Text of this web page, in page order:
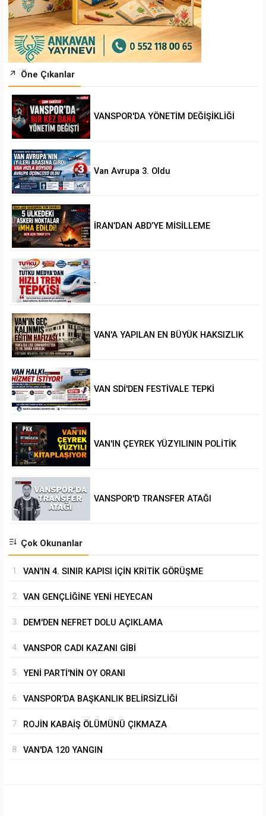
Öne Çıkanlar
VANSPOR'DA YÖNETİM DEĞİŞİKLİĞİ
Van Avrupa 3. Oldu
İRAN’DAN ABD’YE MİSİLLEME
.
VAN'A YAPILAN EN BÜYÜK HAKSIZLIK
VAN SDİ'DEN FESTİVALE TEPKİ
VAN'IN ÇEYREK YÜZYILININ POLİTİK
VANSPOR'D TRANSFER ATAĞI
Çok Okunanlar
1. VAN'IN 4. SINIR KAPISI İÇİN KRİTİK GÖRÜŞME
2. VAN GENÇLİĞİNE YENİ HEYECAN
3. DEM'DEN NEFRET DOLU AÇIKLAMA
4. VANSPOR CADI KAZANI GİBİ
5. YENİ PARTİ'NİN OY ORANI
6. VANSPOR’DA BAŞKANLIK BELİRSİZLİĞİ
7. ROJİN KABAİŞ ÖLÜMÜNÜ ÇIKMAZA
8. VAN'DA 120 YANGIN